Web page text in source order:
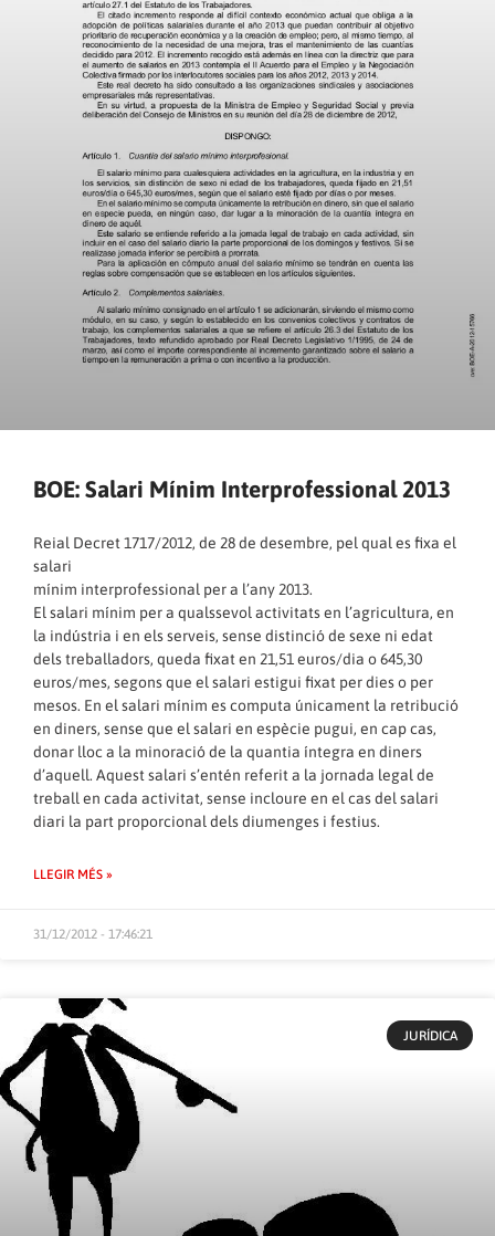
BOE: Salari Mínim Interprofessional 2013
Reial Decret 1717/2012, de 28 de desembre, pel qual es fixa el
salari
mínim interprofessional per a l’any 2013.
El salari mínim per a qualssevol activitats en l’agricultura, en
la indústria i en els serveis, sense distinció de sexe ni edat
dels treballadors, queda fixat en 21,51 euros/dia o 645,30
euros/mes, segons que el salari estigui fixat per dies o per
mesos. En el salari mínim es computa únicament la retribució
en diners, sense que el salari en espècie pugui, en cap cas,
donar lloc a la minoració de la quantia íntegra en diners
d’aquell. Aquest salari s’entén referit a la jornada legal de
treball en cada activitat, sense incloure en el cas del salari
diari la part proporcional dels diumenges i festius.
LLEGIR MÉS »
31/12/2012 - 17:46:21
JURÍDICA